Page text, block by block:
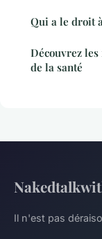
Qui a le droit
Découvrez
de la santé
Il n'est pas